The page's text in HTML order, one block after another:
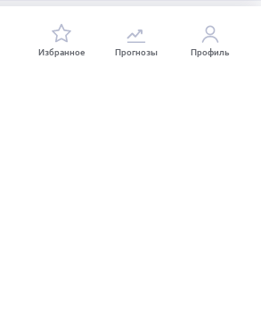
CHECKLIVE
Избранное Прогнозы Профиль